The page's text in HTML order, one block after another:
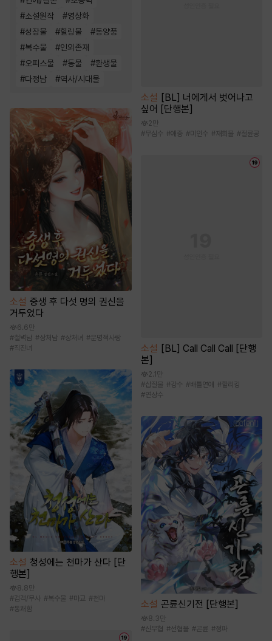
#소설원작 #영상화
#성장물 #힐링물 #동양풍
#복수물 #인외존재
#오피스물 #동물 #환생물
#다정남 #역사/시대물
소설 중생 후 다섯 명의 권신을
거두었다
6.6만
#철벽남 #상처남 #상처녀 #운명적사랑
#직진녀
소설 청성에는 천마가 산다 [단
행본]
8.8만
#검객/무사 #복수물 #마교 #천마
#통쾌함
소설
[BL] 너에게서 벗어나고
싶어 [단행본]
2만
#무심수 #애증 #미인수 #재회물 #절륜공
소설
[BL] Call Call Call [단행
본]
2.1만
#삽질물 #강수 #배틀연애 #할리킹
#연상수
소설 곤륜신기전 [단행본]
8.3만
#신무협 #선협물 #곤륜 #정파